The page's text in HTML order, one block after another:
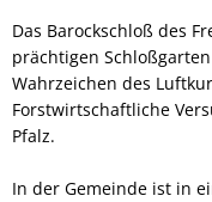
Das Barockschloß des
prächtigen
Wahrzeichen des
Forstwirtschaftliche
Pfalz.
In der Gemeinde ist in